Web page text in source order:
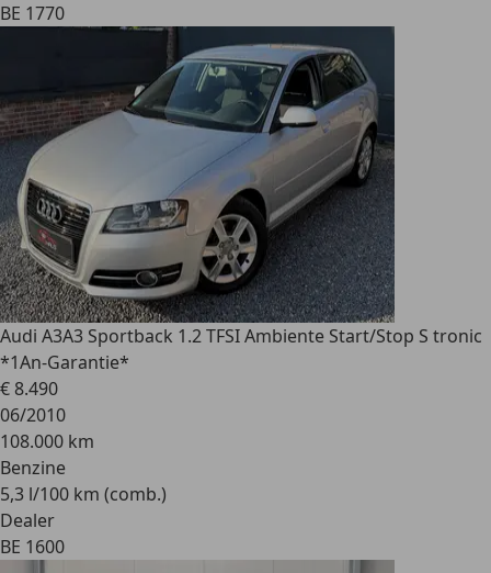
BE 1770
Audi A3A3 Sportback 1.2 TFSI Ambiente Start/Stop S tronic
*1An-Garantie*
€ 8.490
06/2010
108.000 km
Benzine
5,3 l/100 km (comb.)
Dealer
BE 1600